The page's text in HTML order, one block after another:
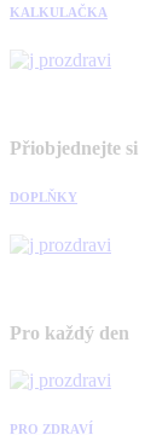
KALKULAČKA
Přiobjednejte si
DOPLŇKY
Pro každý den
PRO ZDRAVÍ